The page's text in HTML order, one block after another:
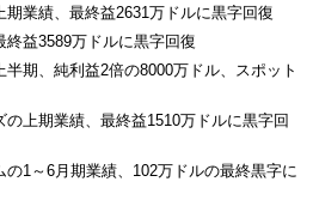
業績、最終益2631万ドルに黒字回復
益3589万ドルに黒字回復
期、純利益2倍の8000万ドル、スポット
の上期業績、最終益1510万ドルに黒字回
1～6月期業績、102万ドルの最終黒字に